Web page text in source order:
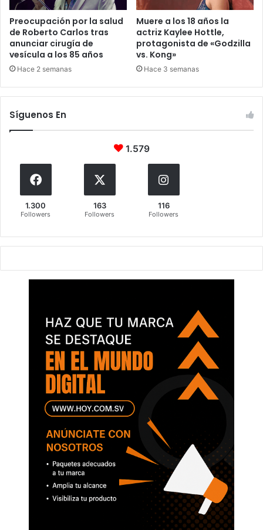
Preocupación por la salud
de Roberto Carlos tras
anunciar cirugía de
vesícula a los 85 años
Hace 2 semanas
Muere a los 18 años la
actriz Kaylee Hottle,
protagonista de «Godzilla
vs. Kong»
Hace 3 semanas
Síguenos En
1.579
1.300
Followers
163
Followers
116
Followers